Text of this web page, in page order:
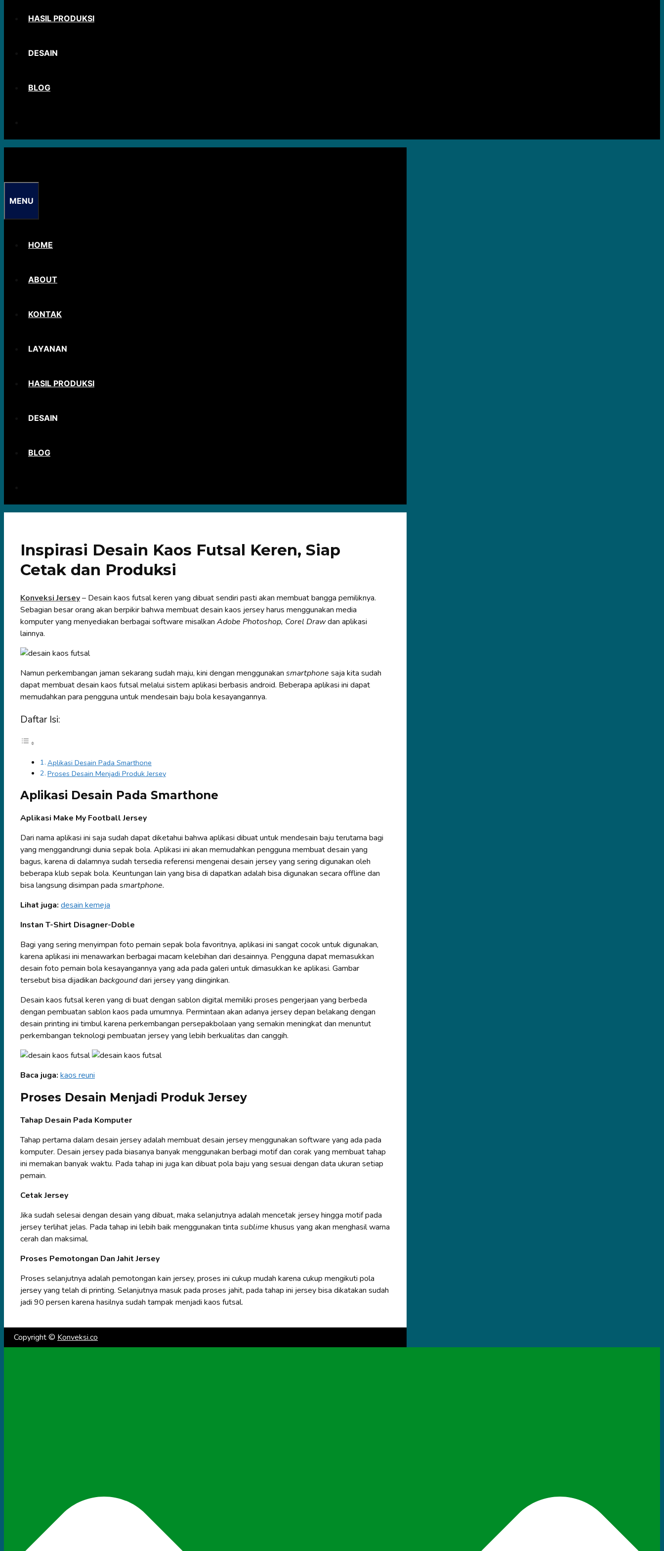
HASIL PRODUKSI
DESAIN
BLOG
MENU
HOME
ABOUT
KONTAK
LAYANAN
HASIL PRODUKSI
DESAIN
BLOG
Inspirasi Desain Kaos Futsal Keren, Siap
Cetak dan Produksi
Konveksi Jersey– Desain kaos futsal keren yang dibuat sendiri pasti akan membuat bangga pemiliknya.
Sebagian besar orang akan berpikir bahwa membuat desain kaos jersey harus menggunakan media
komputer yang menyediakan berbagai software misalkan Adobe Photoshop, Corel Drawdan aplikasi
lainnya.
Namun perkembangan jaman sekarang sudah maju, kini dengan menggunakan smartphone saja kita sudah
dapat membuat desain kaos futsal melalui sistem aplikasi berbasis android. Beberapa aplikasi ini dapat
memudahkan para pengguna untuk mendesain baju bola kesayangannya.
Daftar Isi:
Aplikasi Desain Pada Smarthone
Proses Desain Menjadi Produk Jersey
Aplikasi Desain Pada Smarthone
Aplikasi Make My Football Jersey
Dari nama aplikasi ini saja sudah dapat diketahui bahwa aplikasi dibuat untuk mendesain baju terutama bagi
yang menggandrungi dunia sepak bola. Aplikasi ini akan memudahkan pengguna membuat desain yang
bagus, karena di dalamnya sudah tersedia referensi mengenai desain jersey yang sering digunakan oleh
beberapa klub sepak bola. Keuntungan lain yang bisa di dapatkan adalah bisa digunakan secara offline dan
bisa langsung disimpan pada smartphone.
Lihat juga: desain kemeja
Instan T-Shirt Disagner-Doble
Bagi yang sering menyimpan foto pemain sepak bola favoritnya, aplikasi ini sangat cocok untuk digunakan,
karena aplikasi ini menawarkan berbagai macam kelebihan dari desainnya. Pengguna dapat memasukkan
desain foto pemain bola kesayangannya yang ada pada galeri untuk dimasukkan ke aplikasi. Gambar
tersebut bisa dijadikan backgounddari jersey yang diinginkan.
Desain kaos futsal keren yang di buat dengan sablon digital memiliki proses pengerjaan yang berbeda
dengan pembuatan sablon kaos pada umumnya. Permintaan akan adanya jersey depan belakang dengan
desain printing ini timbul karena perkembangan persepakbolaan yang semakin meningkat dan menuntut
perkembangan teknologi pembuatan jersey yang lebih berkualitas dan canggih.
Baca juga: kaos reuni
Proses Desain Menjadi Produk Jersey
Tahap Desain Pada Komputer
Tahap pertama dalam desain jersey adalah membuat desain jersey menggunakan software yang ada pada
komputer. Desain jersey pada biasanya banyak menggunakan berbagi motif dan corak yang membuat tahap
ini memakan banyak waktu. Pada tahap ini juga kan dibuat pola baju yang sesuai dengan data ukuran setiap
pemain.
Cetak Jersey
Jika sudah selesai dengan desain yang dibuat, maka selanjutnya adalah mencetak jersey hingga motif pada
jersey terlihat jelas. Pada tahap ini lebih baik menggunakan tinta sublime khusus yang akan menghasil warna
cerah dan maksimal.
Proses Pemotongan Dan Jahit Jersey
Proses selanjutnya adalah pemotongan kain jersey, proses ini cukup mudah karena cukup mengikuti pola
jersey yang telah di printing. Selanjutnya masuk pada proses jahit, pada tahap ini jersey bisa dikatakan sudah
jadi 90 persen karena hasilnya sudah tampak menjadi kaos futsal.
Copyright © Konveksi.co